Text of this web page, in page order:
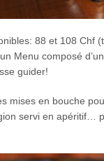
88 et 108 Chf
Menu composé
guider!
mises en bouche
servi en apéritif…